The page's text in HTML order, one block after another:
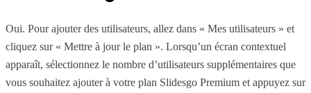
Oui. Pour ajouter des utilisateurs, allez dans « Mes utilisateurs » et
cliquez sur « Mettre à jour le plan ». Lorsqu’un écran contextuel
apparaît, sélectionnez le nombre d’utilisateurs supplémentaires que
vous souhaitez ajouter à votre plan Slidesgo Premium et appuyez sur